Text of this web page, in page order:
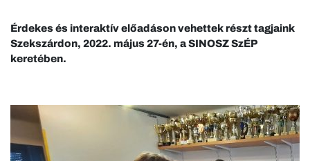
Érdekes és interaktív előadáson vehettek részt tagjaink
Szekszárdon, 2022. május 27-én, a SINOSZ SzÉP
keretében.